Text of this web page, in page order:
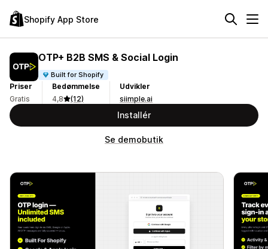
Shopify App Store
OTP+ B2B SMS & Social Login
Built for Shopify
Priser
Gratis
Bedømmelse
4,8
(12)
Udvikler
siimple.ai
Installér
Se demobutik